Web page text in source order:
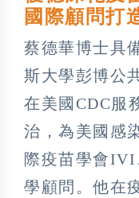
國際顧問打
蔡德華博士具
斯大學彭博公
在美國CDC服
治，為美國感
際疫苗學會IVI
學顧問。他在